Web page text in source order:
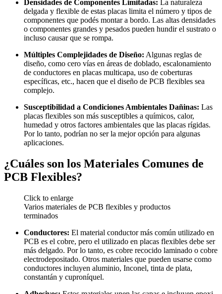
Densidades de Componentes Limitadas: La naturaleza
delgada y flexible de estas placas limita el número y tipos de
componentes que podés montar a bordo. Las altas densidades
o componentes grandes y pesados pueden hundir el sustrato o
incluso causar que se rompa.
Múltiples Complejidades de Diseño: Algunas reglas de
diseño, como cero vías en áreas de doblado, escalonamiento
de conductores en placas multicapa, uso de coberturas
específicas, etc., hacen que el diseño de PCB flexibles sea
complejo.
Susceptibilidad a Condiciones Ambientales Dañinas: Las
placas flexibles son más susceptibles a químicos, calor,
humedad y otros factores ambientales que las placas rígidas.
Por lo tanto, podrían no ser la mejor opción para algunas
aplicaciones.
¿Cuáles son los Materiales Comunes de
PCB Flexibles?
Click to enlarge
Varios materiales de PCB flexibles y productos
terminados
Conductores: El material conductor más común utilizado en
PCB es el cobre, pero el utilizado en placas flexibles debe ser
más delgado. Por lo tanto, es cobre recocido laminado o cobre
electrodepositado. Otros materiales que pueden usarse como
conductores incluyen aluminio, Inconel, tinta de plata,
constantán y cuproníquel.